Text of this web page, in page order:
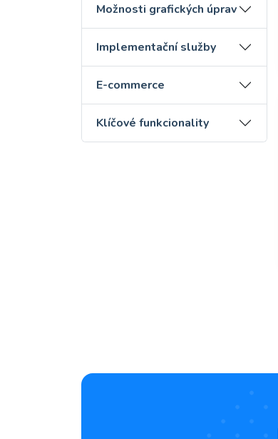
Možnosti grafických úprav
Implementační služby
E-commerce
Klíčové funkcionality